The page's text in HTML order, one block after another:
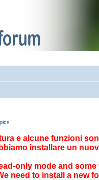
e alcune funzioni
installare un
only mode and
need to install a new